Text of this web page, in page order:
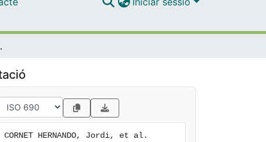
Campus Bellvitge
CORNET HERNANDO, Jordi, et al.